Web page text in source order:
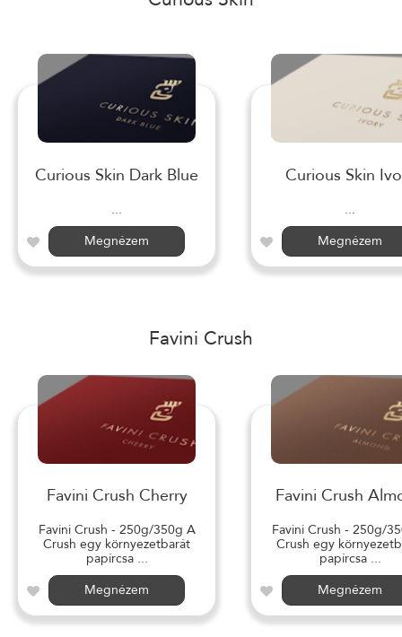
Curious Skin Dark Blue
...
Megnézem
Curious Skin
...
Megnézem
Favini Crush
Favini Crush Cherry
Favini Crush - 250g/350g A
Crush egy környezetbarát
papírcsa ...
Megnézem
Favini Crush
Favini Crush - 250g/
Crush egy
papírcsa ...
Megnézem